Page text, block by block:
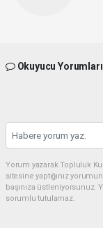
Okuyucu Yorumları
Yorum yazarak Topluluk
sitesine yaptığınız
başınıza
sorumlu tutulamaz.